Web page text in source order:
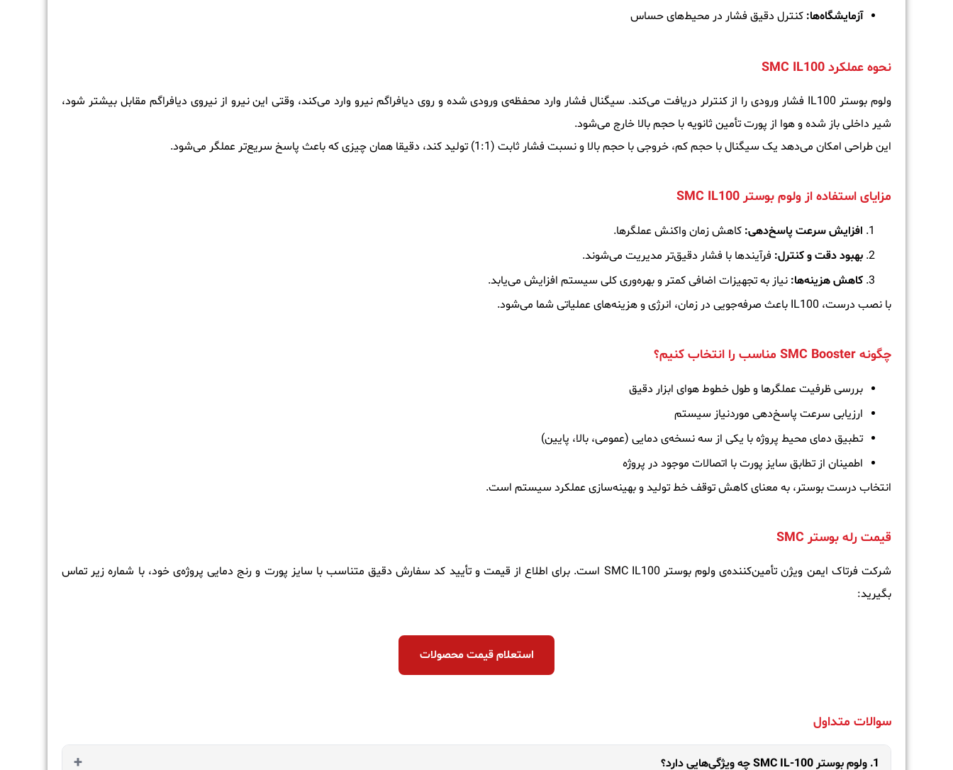
آزمایشگاه‌ها: کنترل دقیق فشار در محیط‌های حساس
نحوه عملکرد SMC IL100
ولوم بوستر IL100 فشار ورودی را از کنترلر دریافت می‌کند. سیگنال فشار وارد محفظه‌ی ورودی شده و روی دیافراگم نیرو وارد می‌کند، وقتی این نیرو از نیروی دیافراگم مقابل بیشتر شود،
شیر داخلی باز شده و هوا از پورت تأمین ثانویه با حجم بالا خارج می‌شود.
این طراحی امکان می‌دهد یک سیگنال با حجم کم، خروجی با حجم بالا و نسبت فشار ثابت (1:1) تولید کند، دقیقا همان چیزی که باعث پاسخ سریع‌تر عملگر می‌شود.
مزایای استفاده از ولوم بوستر SMC IL100
افزایش سرعت پاسخ‌دهی: کاهش زمان واکنش عملگرها.
بهبود دقت و کنترل: فرآیندها با فشار دقیق‌تر مدیریت می‌شوند.
کاهش هزینه‌ها: نیاز به تجهیزات اضافی کمتر و بهره‌وری کلی سیستم افزایش می‌یابد.
با نصب درست، IL100 باعث صرفه‌جویی در زمان، انرژی و هزینه‌های عملیاتی شما می‌شود.
چگونه SMC Booster مناسب را انتخاب کنیم؟
بررسی ظرفیت عملگرها و طول خطوط هوای ابزار دقیق
ارزیابی سرعت پاسخ‌دهی موردنیاز سیستم
تطبیق دمای محیط پروژه با یکی از سه نسخه‌ی دمایی (عمومی، بالا، پایین)
اطمینان از تطابق سایز پورت با اتصالات موجود در پروژه
انتخاب درست بوستر، به معنای کاهش توقف خط تولید و بهینه‌سازی عملکرد سیستم است.
قیمت رله بوستر SMC
شرکت فرتاک ایمن ویژن تأمین‌کننده‌ی ولوم بوستر SMC IL100 است. برای اطلاع از قیمت و تأیید کد سفارش دقیق متناسب با سایز پورت و رنج دمایی پروژه‌ی خود، با شماره زیر تماس
بگیرید:
استعلام قیمت محصولات
سوالات متداول
1. ولوم بوستر SMC IL-100 چه ویژگی‌هایی دارد؟